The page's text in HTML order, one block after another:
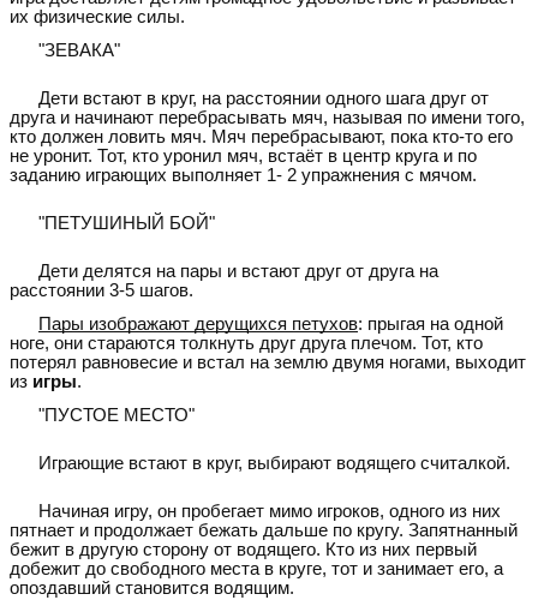
их физические силы.
"ЗЕВАКА"
Дети встают в круг, на расстоянии одного шага друг от
друга и начинают перебрасывать мяч, называя по имени того,
кто должен ловить мяч. Мяч перебрасывают, пока кто-то его
не уронит. Тот, кто уронил мяч, встаёт в центр круга и по
заданию играющих выполняет 1- 2 упражнения с мячом.
"ПЕТУШИНЫЙ БОЙ"
Дети делятся на пары и встают друг от друга на
расстоянии 3-5 шагов.
Пары изображают дерущихся петухов: прыгая на одной
ноге, они стараются толкнуть друг друга плечом. Тот, кто
потерял равновесие и встал на землю двумя ногами, выходит
из игры.
"ПУСТОЕ МЕСТО"
Играющие встают в круг, выбирают водящего считалкой.
Начиная игру, он пробегает мимо игроков, одного из них
пятнает и продолжает бежать дальше по кругу. Запятнанный
бежит в другую сторону от водящего. Кто из них первый
добежит до свободного места в круге, тот и занимает его, а
опоздавший становится водящим.